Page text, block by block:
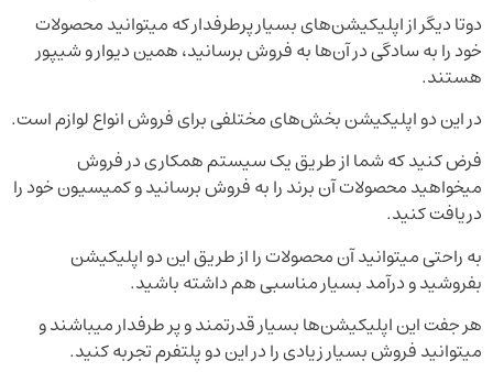
دوتا دیگر از اپلیکیشن‌های بسیار پرطرفدار که میتوانید محصولات
خود را به سادگی در آن‌ها به فروش برسانید، همین دیوار و شیپور
هستند.
در این دو اپلیکیشن بخش‌های مختلفی برای فروش انواع لوازم است.
فرض کنید که شما از طریق یک سیستم همکاری در فروش
میخواهید محصولات آن برند را به فروش برسانید و کمیسیون خود را
دریافت کنید.
به راحتی میتوانید آن محصولات را از طریق این دو اپلیکیشن
بفروشید و درآمد بسیار مناسبی هم داشته باشید.
هر جفت این اپلیکیشن‌ها بسیار قدرتمند و پر طرفدار میباشند و
میتوانید فروش بسیار زیادی را در این دو پلتفرم تجربه کنید.